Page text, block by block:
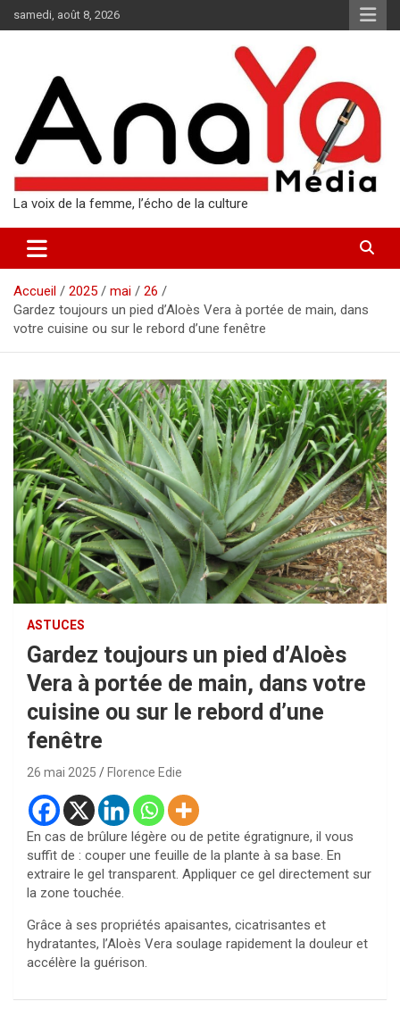
au
samedi, août 8, 2026
La voix de la femme, l’écho de la culture
Accueil 2025 mai
26
Gardez toujours un pied d’Aloès Vera à portée de main, dans
votre cuisine ou sur le rebord d’une fenêtre
ASTUCES
Gardez toujours un pied d’Aloès
Vera à portée de main, dans votre
cuisine ou sur le rebord d’une
fenêtre
26 mai 2025 Florence Edie
En cas de brûlure légère ou de petite égratignure, il vous
suffit de : couper une feuille de la plante à sa base. En
extraire le gel transparent. Appliquer ce gel directement sur
la zone touchée.
Grâce à ses propriétés apaisantes, cicatrisantes et
hydratantes, l’Aloès Vera soulage rapidement la douleur et
accélère la guérison.